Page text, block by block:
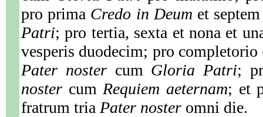
pro prima Credo in Deum et
Patri; pro tertia, sexta et nona et
vesperis duodecim; pro completorio
Pater nostercum Gloria Patri;
noster cum Requiem aeternam; et
fratrum tria Pater noster omni die.